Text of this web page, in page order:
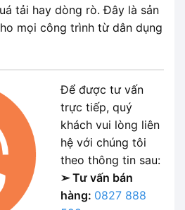
tải hay dòng rò. Đây là sản
mọi công trình từ dân dụng
Để được tư vấn
trực tiếp, quý
khách vui lòng liên
hệ với chúng tôi
theo thông tin sau:
➢ Tư vấn bán
hàng: 0827 888